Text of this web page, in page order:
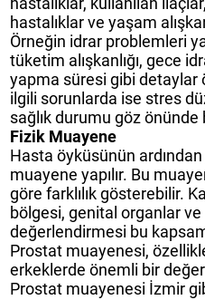
hastalıklar ve yaşam
Örneğin idrar problemleri
tüketim alışkanlığı, gece
yapma süresi gibi detaylar
ilgili sorunlarda ise stres
sağlık durumu göz önünde
Fizik Muayene
Hasta öyküsünün
muayene yapılır. Bu
göre farklılık gösterebilir.
bölgesi, genital organlar
değerlendirmesi bu
Prostat muayenesi,
erkeklerde önemli bir
Prostat muayenesi İzmir